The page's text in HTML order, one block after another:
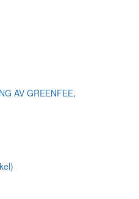
AV GREENFEE,